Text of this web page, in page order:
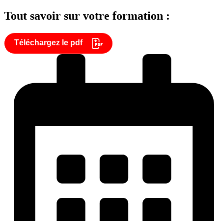
Tout savoir sur votre formation :
Téléchargez le pdf